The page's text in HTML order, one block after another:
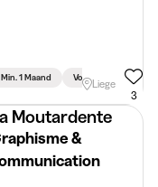
Min. 1 Maand VoltijdsLiege
3
Moutardente
&